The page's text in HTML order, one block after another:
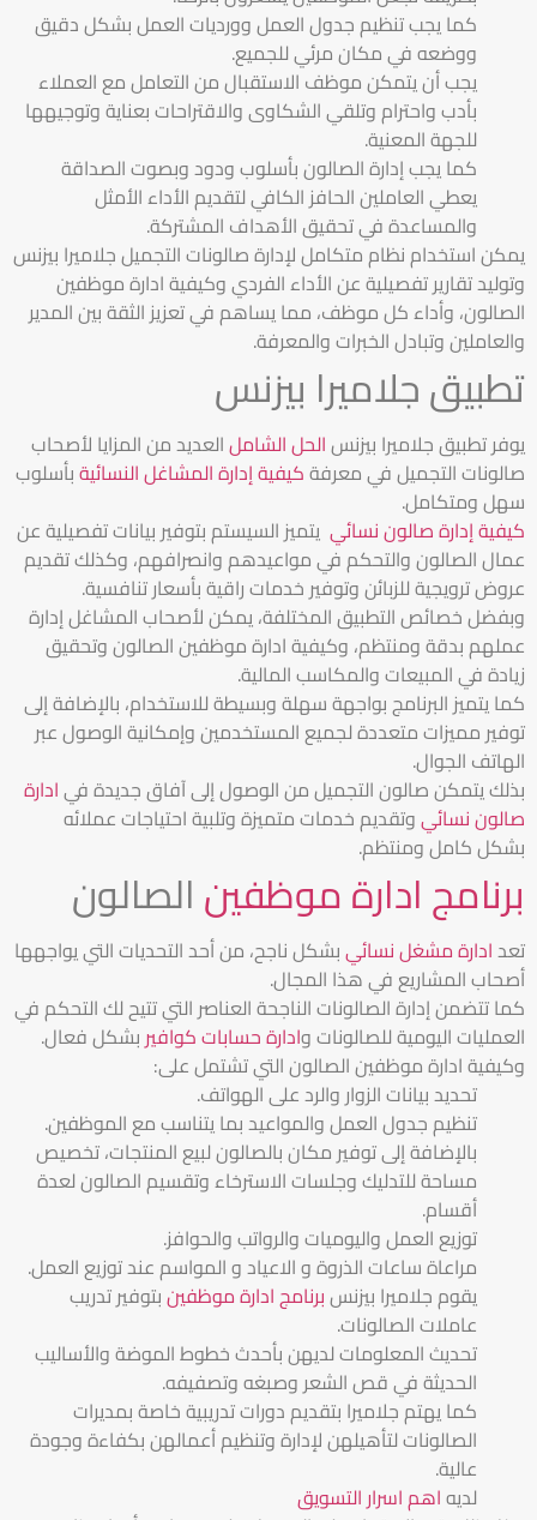
كما يجب تنظيم جدول العمل وورديات العمل بشكل دقيق
ووضعه في مكان مرئي للجميع.
يجب أن يتمكن موظف الاستقبال من التعامل مع العملاء
بأدب واحترام وتلقي الشكاوى والاقتراحات بعناية وتوجيهها
للجهة المعنية.
كما يجب إدارة الصالون بأسلوب ودود وبصوت الصداقة
يعطي العاملين الحافز الكافي لتقديم الأداء الأمثل
والمساعدة في تحقيق الأهداف المشتركة.
يمكن استخدام نظام متكامل لإدارة صالونات التجميل جلاميرا بيزنس
وتوليد تقارير تفصيلية عن الأداء الفردي وكيفية ادارة موظفين
الصالون، وأداء كل موظف، مما يساهم في تعزيز الثقة بين المدير
والعاملين وتبادل الخبرات والمعرفة.
تطبيق جلاميرا بيزنس
يوفر تطبيق جلاميرا بيزنسالحل الشاملالعديد من المزايا لأصحاب
صالونات التجميل في معرفةكيفية إدارة المشاغل النسائيةبأسلوب
سهل ومتكامل.
كيفية إدارة صالون نسائي يتميز السيستم بتوفير بيانات تفصيلية عن
عمال الصالون والتحكم في مواعيدهم وانصرافهم، وكذلك تقديم
عروض ترويجية للزبائن وتوفير خدمات راقية بأسعار تنافسية.
وبفضل خصائص التطبيق المختلفة، يمكن لأصحاب المشاغل إدارة
عملهم بدقة ومنتظم، وكيفية ادارة موظفين الصالون وتحقيق
زيادة في المبيعات والمكاسب المالية.
كما يتميز البرنامج بواجهة سهلة وبسيطة للاستخدام، بالإضافة إلى
توفير مميزات متعددة لجميع المستخدمين وإمكانية الوصول عبر
الهاتف الجوال.
بذلك يتمكن صالون التجميل من الوصول إلى آفاق جديدة فيادارة
صالون نسائيوتقديم خدمات متميزة وتلبية احتياجات عملائه
بشكل كامل ومنتظم.
برنامج ادارة موظفينالصالون
تعدادارة مشغل نسائيبشكل ناجح، من أحد التحديات التي يواجهها
أصحاب المشاريع في هذا المجال.
كما تتضمن إدارة الصالونات الناجحة العناصر التي تتيح لك التحكم في
العمليات اليومية للصالونات وادارة حسابات كوافير بشكل فعال.
وكيفية ادارة موظفين الصالون التي تشتمل على:
تحديد بيانات الزوار والرد على الهواتف.
تنظيم جدول العمل والمواعيد بما يتناسب مع الموظفين.
بالإضافة إلى توفير مكان بالصالون لبيع المنتجات، تخصيص
مساحة للتدليك وجلسات الاسترخاء وتقسيم الصالون لعدة
أقسام.
توزيع العمل واليوميات والرواتب والحوافز.
مراعاة ساعات الذروة و الاعياد و المواسم عند توزيع العمل.
يقوم جلاميرا بيزنسبرنامج ادارة موظفينبتوفير تدريب
عاملات الصالونات.
تحديث المعلومات لديهن بأحدث خطوط الموضة والأساليب
الحديثة في قص الشعر وصبغه وتصفيفه.
كما يهتم جلاميرا بتقديم دورات تدريبية خاصة بمديرات
الصالونات لتأهيلهن لإدارة وتنظيم أعمالهن بكفاءة وجودة
عالية.
لديهاهم اسرار التسويق